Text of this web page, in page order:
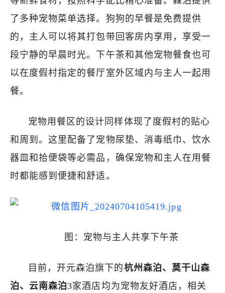
了多种宠物菜单选择。狗狗的早餐是免费提供
的，主人可以将其打包带回客房内享用，享受一
段宁静的早晨时光。下午茶和其他宠物餐食也可
以在度假村指定的餐厅室外区域内与主人一起用
餐。
宠物用餐区的设计同样体现了度假村的贴心
和周到。这里配备了宠物尿垫、消毒纸巾、饮水
器皿和拾便袋等必需品，确保宠物和主人在用餐
时都能感到便捷和舒适。
图：宠物与主人共享下午茶
目前，开元森泊旗下的杭州森泊、莫干山森
泊、云南森泊3家酒店均为宠物友好酒店，相关